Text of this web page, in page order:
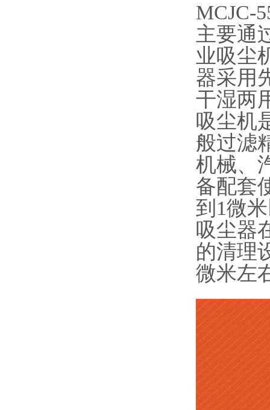
MCJC-
主要通
业吸尘
器采用
干湿两
吸尘机
般过滤
机械、
备配套
到1微
吸尘器
的清理
微米左